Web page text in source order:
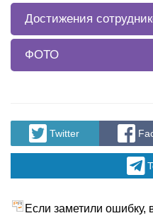
Достижения
ФОТО
Twitter
Если заметили ошибку,